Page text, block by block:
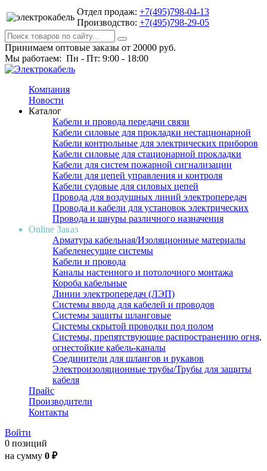
Отдел продаж: +7(495)798-04-13
Производство: +7(495)798-29-05
Принимаем оптовые заказы от 20000 руб.
Мы работаем: Пн - Пт: 9:00 - 18:00
Компания
Новости
Каталог
Кабели и провода передачи связи
Кабели силовые для прокладки нестационарной
Кабели контрольные для электрических приборов
Кабели силовые для стационарной прокладки
Кабели для систем пожарной сигнализации
Кабели для цепей управления и контроля
Кабели судовые для силовых цепей
Провода для воздушных линий электропередач
Провода и кабели для установок электрических
Провода и шнуры различного назначения
Online Заказ
Арматура кабельная/Изоляционные материалы
Кабеленесущие системы
Кабели и провода
Каналы настенного и потолочного монтажа
Короба кабельные
Линии электропередач (ЛЭП)
Системы ввода для кабелей и проводов
Системы защиты шланговые
Системы скрытой проводки под полом
Системы, препятствующие распространению огня,
огнестойкие кабель-каналы
Соединители для шлангов и рукавов
Электроизоляционные трубы/Трубы для защиты
кабеля
Прайс
Производители
Контакты
Войти
0 позиций
на сумму 0 ₽